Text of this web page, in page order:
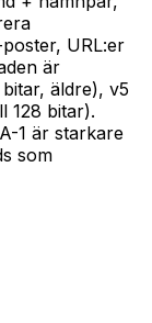
URL:er
är
äldre), v5
128 bitar).
1 är starkare
som